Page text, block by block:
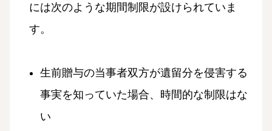
には次のような期間制限が設けられていま
す。
生前贈与の当事者双方が遺留分を侵害する
事実を知っていた場合、時間的な制限はな
い